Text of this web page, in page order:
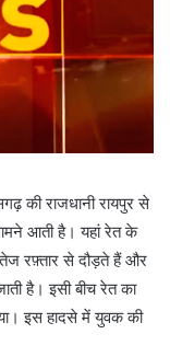
की राजधानी रायपुर से
आती है। यहां रेत के
तेज रफ़्तार से दौड़ते हैं और
है। इसी बीच रेत का
इस हादसे में युवक की